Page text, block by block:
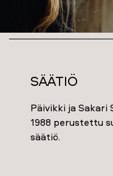
Säätiö
Päivikki ja Sakari
1988 perustettu
säätiö.